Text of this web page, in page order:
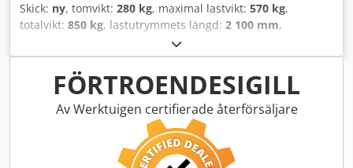
Skick: ny, tomvikt: 280 kg, maximal lastvikt: 570 kg,
totalvikt: 850 kg, lastutrymmets längd: 2 100 mm,
1 530 mm
Motorcykeltrailer från släpstillverkaren STEMA, modell
STLP 850. En idealisk och prisvärd trailer för en eller två
motorcyklar, godkänd för upp till 100 km/h. Den
användarvänliga personbilssläpvagnen kan även utrustas
med tillval som sidosats. Med denna ombyggnad
förvandlas motorcykeltrailern till ett allsidigt lastsläp. Den
standardutrustade motorcykeltransporten har två
FÖRTROENDESIGILL
Av Werktuigen certifierade återförsäljare